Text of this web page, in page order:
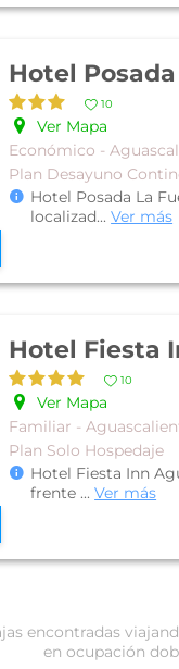
Hotel
10
Ver Mapa
Económico -
Plan Desayuno
Hotel Posada La
localizad...Ver más
Hotel Fiesta
10
Ver Mapa
Familiar -
Plan Solo Hospedaje
Hotel Fiesta Inn
frente ...Ver más
encontradas
en ocupación